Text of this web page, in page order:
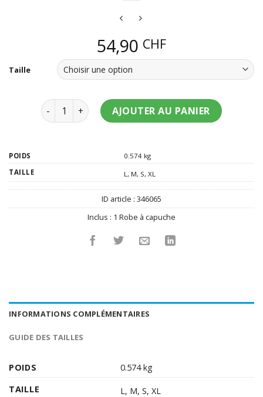
54,90 CHF
Taille
quantité de Robe gothique médiévale violette
AJOUTER AU PANIER
POIDS
0.574 kg
TAILLE
L, M, S, XL
ID article : 346065
Inclus : 1 Robe à capuche
INFORMATIONS COMPLÉMENTAIRES
GUIDE DES TAILLES
POIDS
0.574 kg
TAILLE
L , M,S,XL